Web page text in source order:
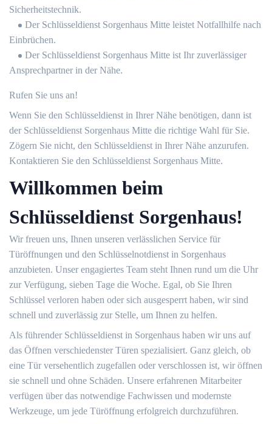
Sicherheitstechnik.
Der Schlüsseldienst Sorgenhaus Mitte leistet Notfallhilfe nach
Einbrüchen.
Der Schlüsseldienst Sorgenhaus Mitte ist Ihr zuverlässiger
Ansprechpartner in der Nähe.
Rufen Sie uns an!
Wenn Sie den Schlüsseldienst in Ihrer Nähe benötigen, dann ist
der Schlüsseldienst Sorgenhaus Mitte die richtige Wahl für Sie.
Zögern Sie nicht, den Schlüsseldienst in Ihrer Nähe anzurufen.
Kontaktieren Sie den Schlüsseldienst Sorgenhaus Mitte.
Willkommen beim
Schlüsseldienst Sorgenhaus!
Wir freuen uns, Ihnen unseren verlässlichen Service für
Türöffnungen und den Schlüsselnotdienst in Sorgenhaus
anzubieten. Unser engagiertes Team steht Ihnen rund um die Uhr
zur Verfügung, sieben Tage die Woche. Egal, ob Sie Ihren
Schlüssel verloren haben oder sich ausgesperrt haben, wir sind
schnell und zuverlässig zur Stelle, um Ihnen zu helfen.
Als führender Schlüsseldienst in Sorgenhaus haben wir uns auf
das Öffnen verschiedenster Türen spezialisiert. Ganz gleich, ob
eine Tür versehentlich zugefallen oder verschlossen ist, wir öffnen
sie schnell und ohne Schäden. Unsere erfahrenen Mitarbeiter
verfügen über das notwendige Fachwissen und modernste
Werkzeuge, um jede Türöffnung erfolgreich durchzuführen.